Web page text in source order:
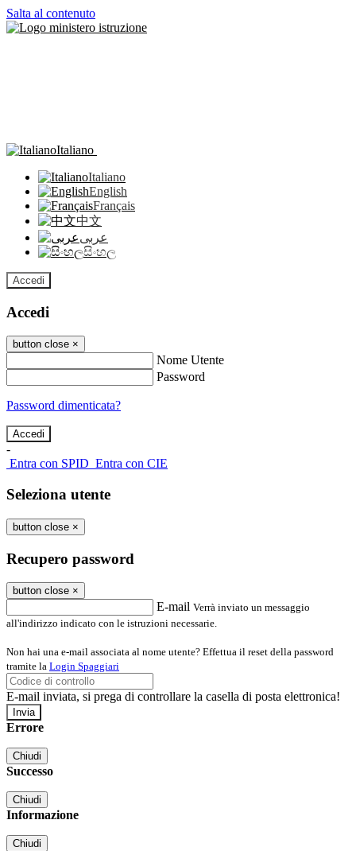
Salta al contenuto
Italiano
Italiano
English
Français
中文
عربى
සිංහල
Accedi
Accedi
button close ×
Nome Utente
Password
Password dimenticata?
-
Entra con SPID Entra con CIE
Seleziona utente
button close ×
Recupero password
button close ×
E-mail Verrà inviato un messaggio
all'indirizzo indicato con le istruzioni necessarie.
Non hai una e-mail associata al nome utente? Effettua il reset della password
tramite la Login Spaggiari
E-mail inviata, si prega di controllare la casella di posta elettronica!
Errore
Chiudi
Successo
Chiudi
Informazione
Chiudi